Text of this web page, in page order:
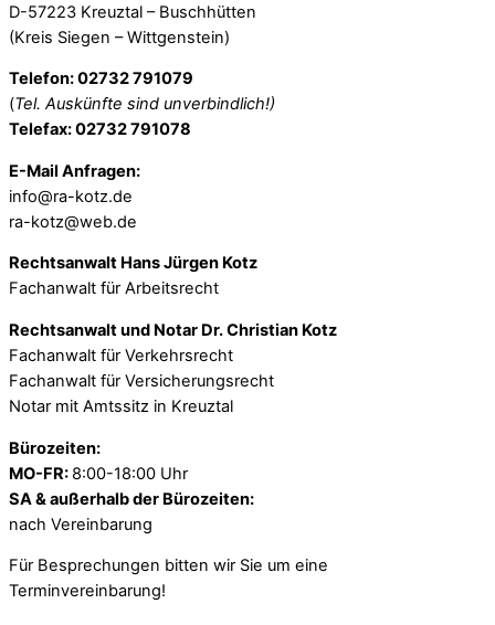
D-57223 Kreuztal – Buschhütten
(Kreis Siegen – Wittgenstein)
Telefon: 02732 791079
(Tel. Auskünfte sind unverbindlich!)
Telefax: 02732 791078
E-Mail Anfragen:
info@ra-kotz.de
ra-kotz@web.de
Rechtsanwalt Hans Jürgen Kotz
Fachanwalt für Arbeitsrecht
Rechtsanwalt und Notar Dr. Christian Kotz
Fachanwalt für Verkehrsrecht
Fachanwalt für Versicherungsrecht
Notar mit Amtssitz in Kreuztal
Bürozeiten:
MO-FR: 8:00-18:00 Uhr
SA & außerhalb der Bürozeiten:
nach Vereinbarung
Für Besprechungen bitten wir Sie um eine
Terminvereinbarung!